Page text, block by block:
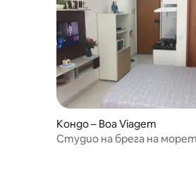
Кондо – Boa Viagem
Студио на брега на